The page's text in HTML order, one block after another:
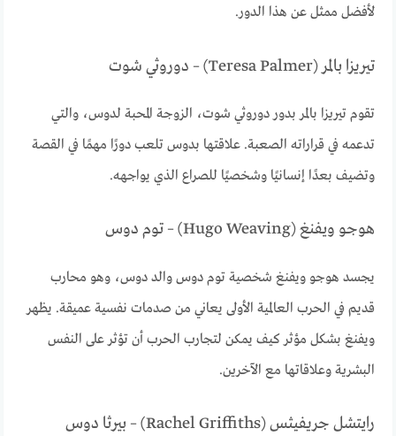
لأفضل ممثل عن هذا الدور.
تيريزا بالمر (Teresa Palmer) – دوروثي شوت
تقوم تيريزا بالمر بدور دوروثي شوت، الزوجة المحبة لدوس، والتي
تدعمه في قراراته الصعبة. علاقتها بدوس تلعب دورًا مهمًا في القصة
وتضيف بعدًا إنسانيًا وشخصيًا للصراع الذي يواجهه.
هوجو ويفنغ (Hugo Weaving) – توم دوس
يجسد هوجو ويفنغ شخصية توم دوس والد دوس، وهو محارب
قديم في الحرب العالمية الأولى يعاني من صدمات نفسية عميقة. يظهر
ويفنغ بشكل مؤثر كيف يمكن لتجارب الحرب أن تؤثر على النفس
البشرية وعلاقاتها مع الآخرين.
رايتشل جريفيثس (Rachel Griffiths) – بيرثا دوس